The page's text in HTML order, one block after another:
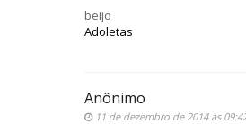
beijo
Adoletas
Anônimo
11 de dezembro de 2014 às